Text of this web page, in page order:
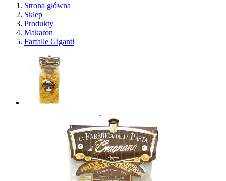
Strona główna
Sklep
Produkty
Makaron
Farfalle Giganti